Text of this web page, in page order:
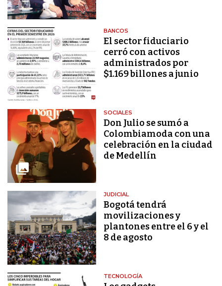
BANCOS
El sector fiduciario
cerró con activos
administrados por
$1.169 billones a junio
SOCIALES
Don Julio se sumó a
Colombiamoda con una
celebración en la ciudad
de Medellín
JUDICIAL
Bogotá tendrá
movilizaciones y
plantones entre el 6 y el
8 de agosto
TECNOLOGÍA